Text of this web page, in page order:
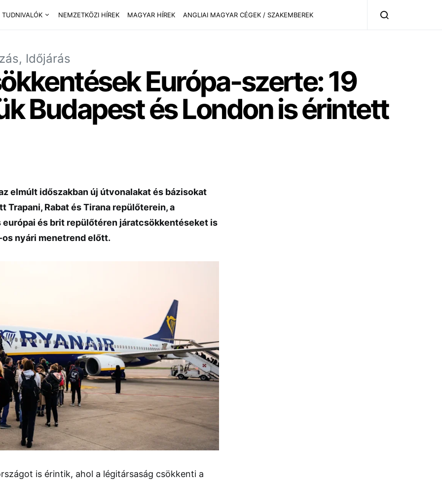
NEMZETKÖZI HÍREK MAGYAR HÍREK ANGLIAI MAGYAR CÉGEK / SZAKEMBEREK
Időjárás
Európa-szerte: 19
Budapest és London is érintett
elmúlt időszakban új útvonalakat és bázisokat
Trapani, Rabat és Tirana repülőterein, a
európai és brit repülőtéren járatcsökkentéseket is
nyári menetrend előtt.
is érintik, ahol a légitársaság csökkenti a